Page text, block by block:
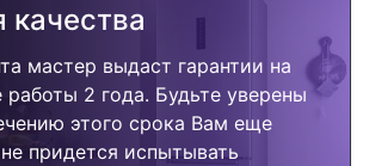
качества
мастер выдаст гарантии на
работы 2 года. Будьте уверены
этого срока Вам еще
придется испытывать